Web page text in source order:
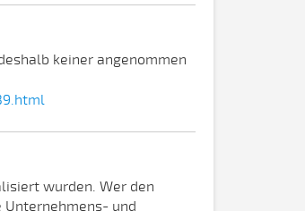
keiner angenommen
wurden. Wer den
und